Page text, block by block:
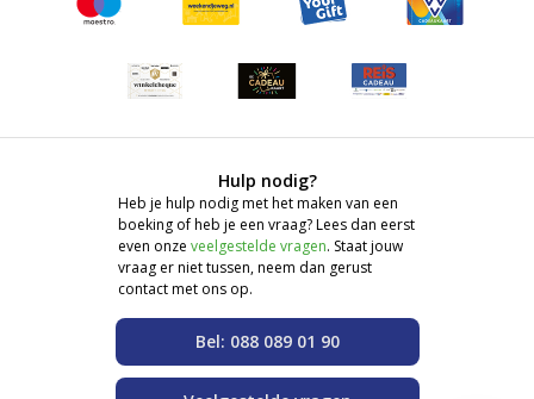
Hulp nodig?
Heb je hulp nodig met het maken van een
boeking of heb je een vraag? Lees dan eerst
even onze veelgestelde vragen. Staat jouw
vraag er niet tussen, neem dan gerust
contact met ons op.
Bel: 088 089 01 90